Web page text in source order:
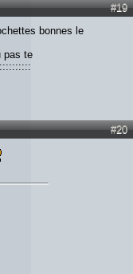
#19
bonnes le
pas te
#20